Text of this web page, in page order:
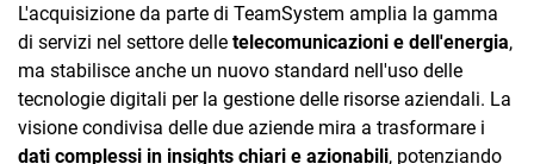
L'acquisizione da parte di TeamSystem amplia la gamma
di servizi nel settore delle telecomunicazioni e dell'energia,
ma stabilisce anche un nuovo standard nell'uso delle
tecnologie digitali per la gestione delle risorse aziendali. La
visione condivisa delle due aziende mira a trasformare i
dati complessi in insights chiari e azionabili, potenziando